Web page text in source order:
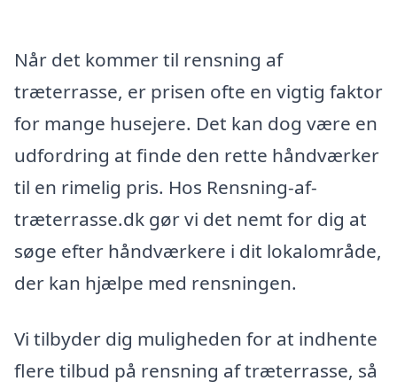
Når det kommer til rensning af
træterrasse, er prisen ofte en vigtig faktor
for mange husejere. Det kan dog være en
udfordring at finde den rette håndværker
til en rimelig pris. Hos Rensning-af-
træterrasse.dk gør vi det nemt for dig at
søge efter håndværkere i dit lokalområde,
der kan hjælpe med rensningen.
Vi tilbyder dig muligheden for at indhente
flere tilbud på rensning af træterrasse, så